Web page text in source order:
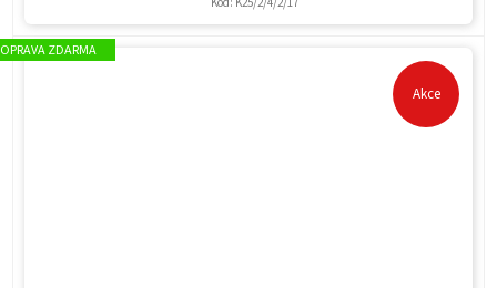
Akce
ZDARMA